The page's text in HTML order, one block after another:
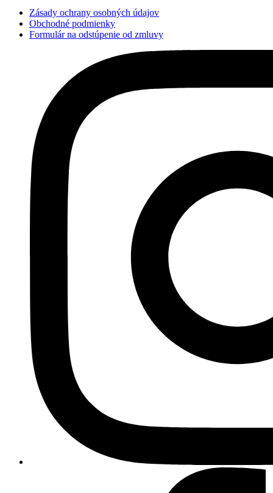
Zásady ochrany osobných údajov
Obchodné podmienky
Formulár na odstúpenie od zmluvy